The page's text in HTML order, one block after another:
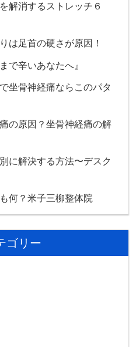
解消するストレッチ６
は足首の硬さが原因！
で辛いあなたへ』
坐骨神経痛ならこのパタ
の原因？坐骨神経痛の解
に解決する方法〜デスク
何？米子三柳整体院
ゴリー